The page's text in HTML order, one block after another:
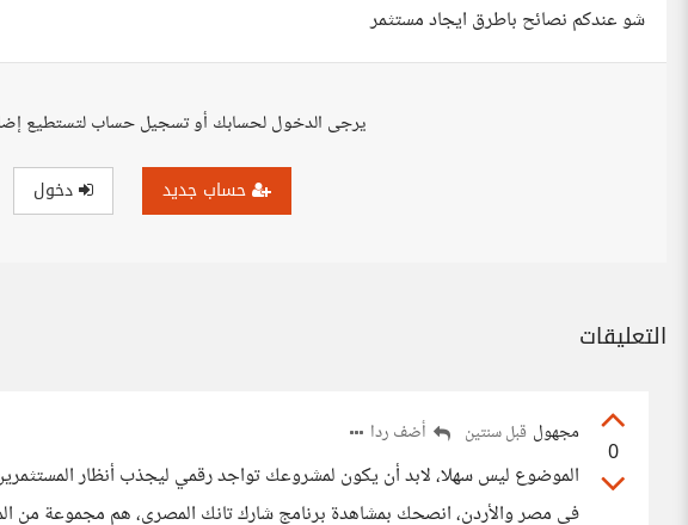
شو عندكم نصائح باطرق ايجاد مستثمر
يرجى الدخول لحسابك أو تسجيل حساب لتستطيع
حساب جديد دخول
التعليقات
0
مجهول قبل سنتين أضف ردا
الموضوع ليس سهلا، لابد أن يكون لمشروعك تواجد رقمي ليجذب أنظار
في مصر والأردن، انصحك بمشاهدة برنامج شارك تانك المصري، هم مجموعة من